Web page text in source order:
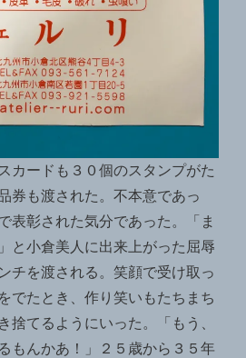
カードも３０個のスタンプがた
券も渡された。不本意であっ
表彰された気分であった。「ま
と小倉美人に出来上がった屈辱
チを渡される。笑顔で受け取っ
でたとき、作り笑いもたちまち
捨てるようにいった。「もう、
もんかあ！」２５歳から３５年